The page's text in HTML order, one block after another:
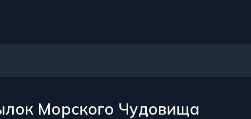
Морского Чудовища